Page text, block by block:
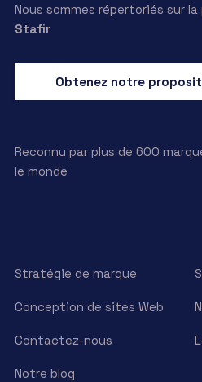
Nous sommes répertoriés sur la
Stafir
Obtenez notre
Reconnu par plus de 600
le monde
Stratégie de marque
Conception de sites Web
Contactez-nous
Notre blog